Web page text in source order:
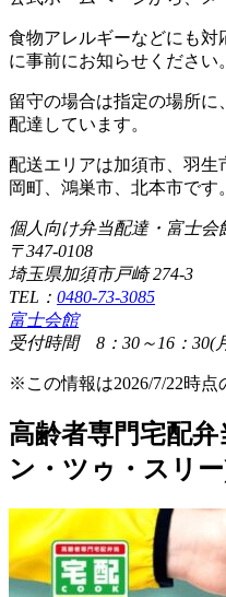
食物アレルギーなどにも
に事前にお知らせください。
留守の場合は指定の場所に
配達しています。
配送エリアは加須市、羽生
岡町、鴻巣市、北本市です。
個人向け弁当配達・富士会
〒347-0108
埼玉県加須市戸崎 274-3
TEL： 0480-73-3085
富士会館
受付時間 8：30～16：30(
※この情報は2026/7/22時点
高齢者専門宅配
ン・ツゥ・スリ